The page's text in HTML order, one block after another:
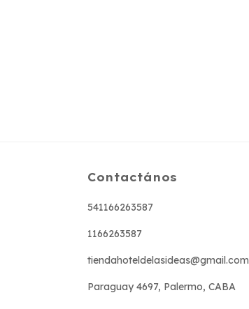
Contactános
541166263587
1166263587
tiendahoteldelasideas@gmail.com
Paraguay 4697, Palermo, CABA